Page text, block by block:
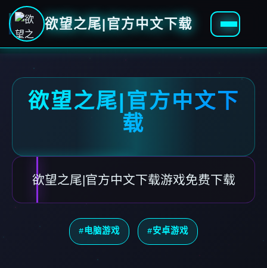
欲望之尾|官方中文下载
欲望之尾|官方中文下
载
欲望之尾|官方中文下载游戏免费下载
#电脑游戏 #安卓游戏